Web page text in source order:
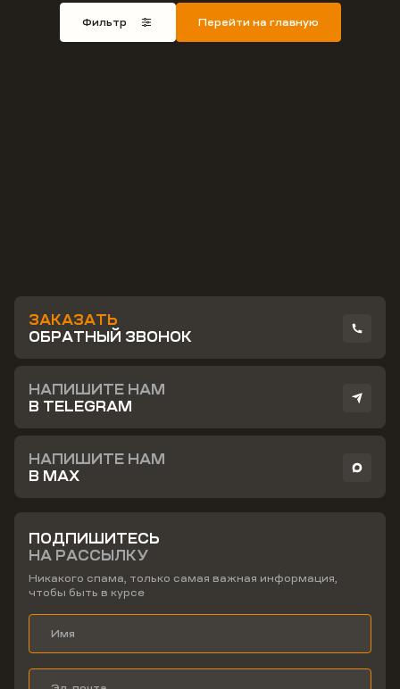
Фильтр Перейти на главную
ЗАКАЗАТЬ
ОБРАТНЫЙ ЗВОНОК
НАПИШИТЕ НАМ
В TELEGRAM
НАПИШИТЕ НАМ
В MAX
ПОДПИШИТЕСЬ
НА РАССЫЛКУ
Никакого спама, только самая важная информация,
чтобы быть в курсе